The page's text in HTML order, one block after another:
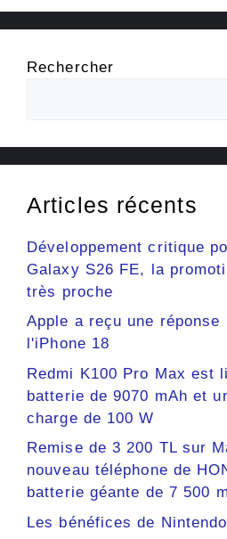
Rechercher
Articles récents
Développement critique
Galaxy S26 FE, la
très proche
Apple a reçu une réponse
l'iPhone 18
Redmi K100 Pro Max est
batterie de 9070 mAh et
charge de 100 W
Remise de 3 200 TL sur
nouveau téléphone de
batterie géante de 7 500
Les bénéfices de